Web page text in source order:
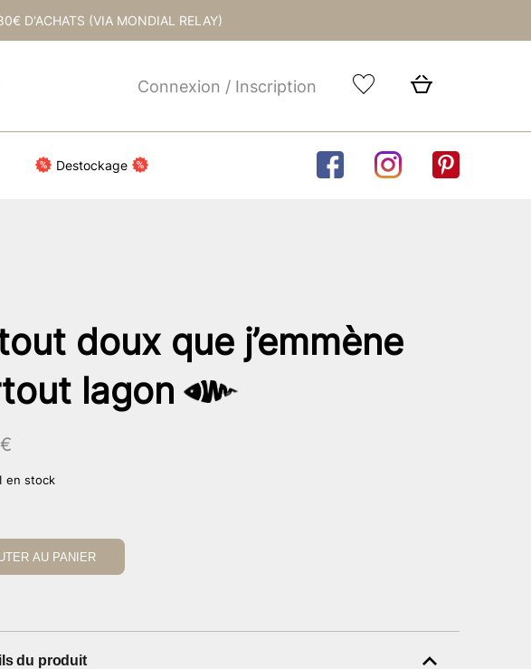
D'ACHATS (VIA MONDIAL RELAY)
Connexion / Inscription
Destockage
doux que j’emmène
lagon
€
en stock
AU PANIER
du produit